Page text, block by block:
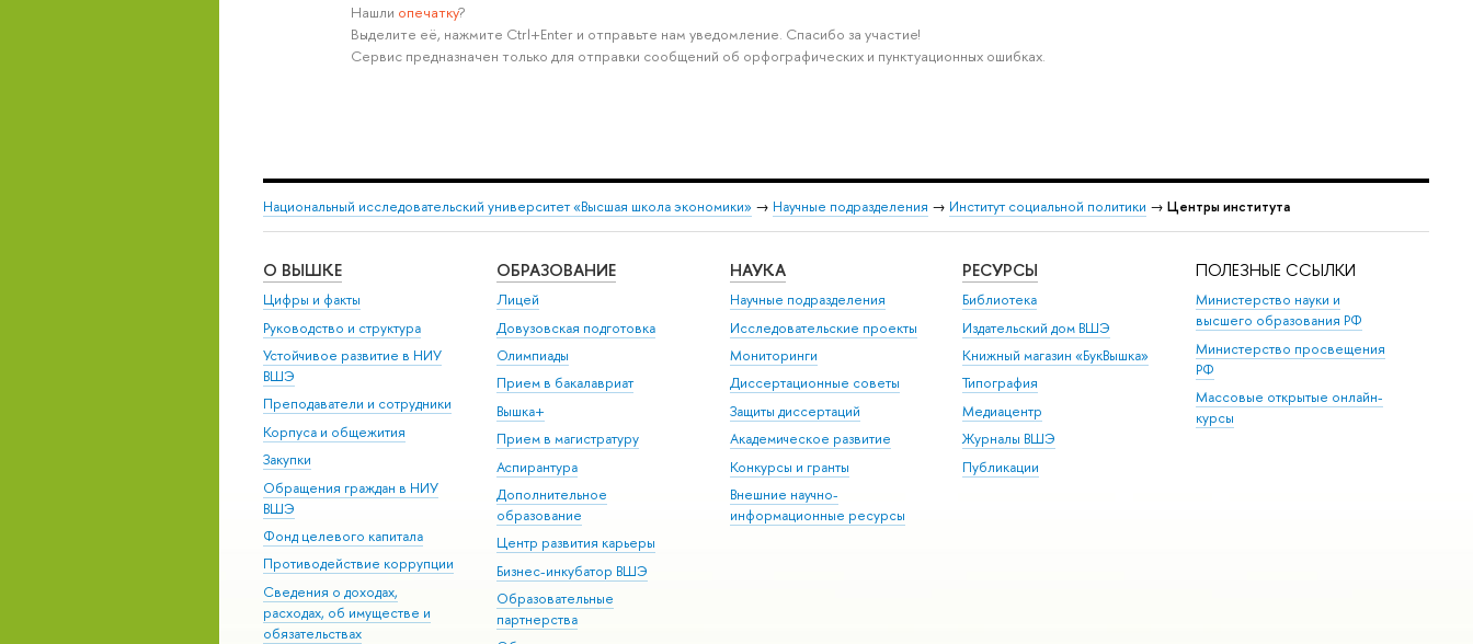
Нашли опечатку?
Выделите её, нажмите Ctrl+Enter и отправьте нам уведомление. Спасибо за участие!
Сервис предназначен только для отправки сообщений об орфографических и пунктуационных ошибках.
Национальный исследовательский университет «Высшая школа экономики» → Научные подразделения → Институт социальной политики → Центры института
О ВЫШКЕ
Цифры и факты
Руководство и структура
Устойчивое развитие в НИУ
ВШЭ
Преподаватели и сотрудники
Корпуса и общежития
Закупки
Обращения граждан в НИУ
ВШЭ
Фонд целевого капитала
Противодействие коррупции
Сведения о доходах,
расходах, об имуществе и
обязательствах
ОБРАЗОВАНИЕ
Лицей
Довузовская подготовка
Олимпиады
Прием в бакалавриат
Вышка+
Прием в магистратуру
Аспирантура
Дополнительное
образование
Центр развития карьеры
Бизнес-инкубатор ВШЭ
Образовательные
партнерства
НАУКА
Научные подразделения
Исследовательские проекты
Мониторинги
Диссертационные советы
Защиты диссертаций
Академическое развитие
Конкурсы и гранты
Внешние научно-
информационные ресурсы
РЕСУРСЫ
Библиотека
Издательский дом ВШЭ
Книжный магазин «БукВышка»
Типография
Медиацентр
Журналы ВШЭ
Публикации
ПОЛЕЗНЫЕ ССЫЛКИ
Министерство науки и
высшего образования РФ
Министерство просвещения
РФ
Массовые открытые онлайн-
курсы